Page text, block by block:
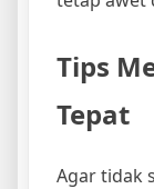
Tips
Tepat
Agar tidak